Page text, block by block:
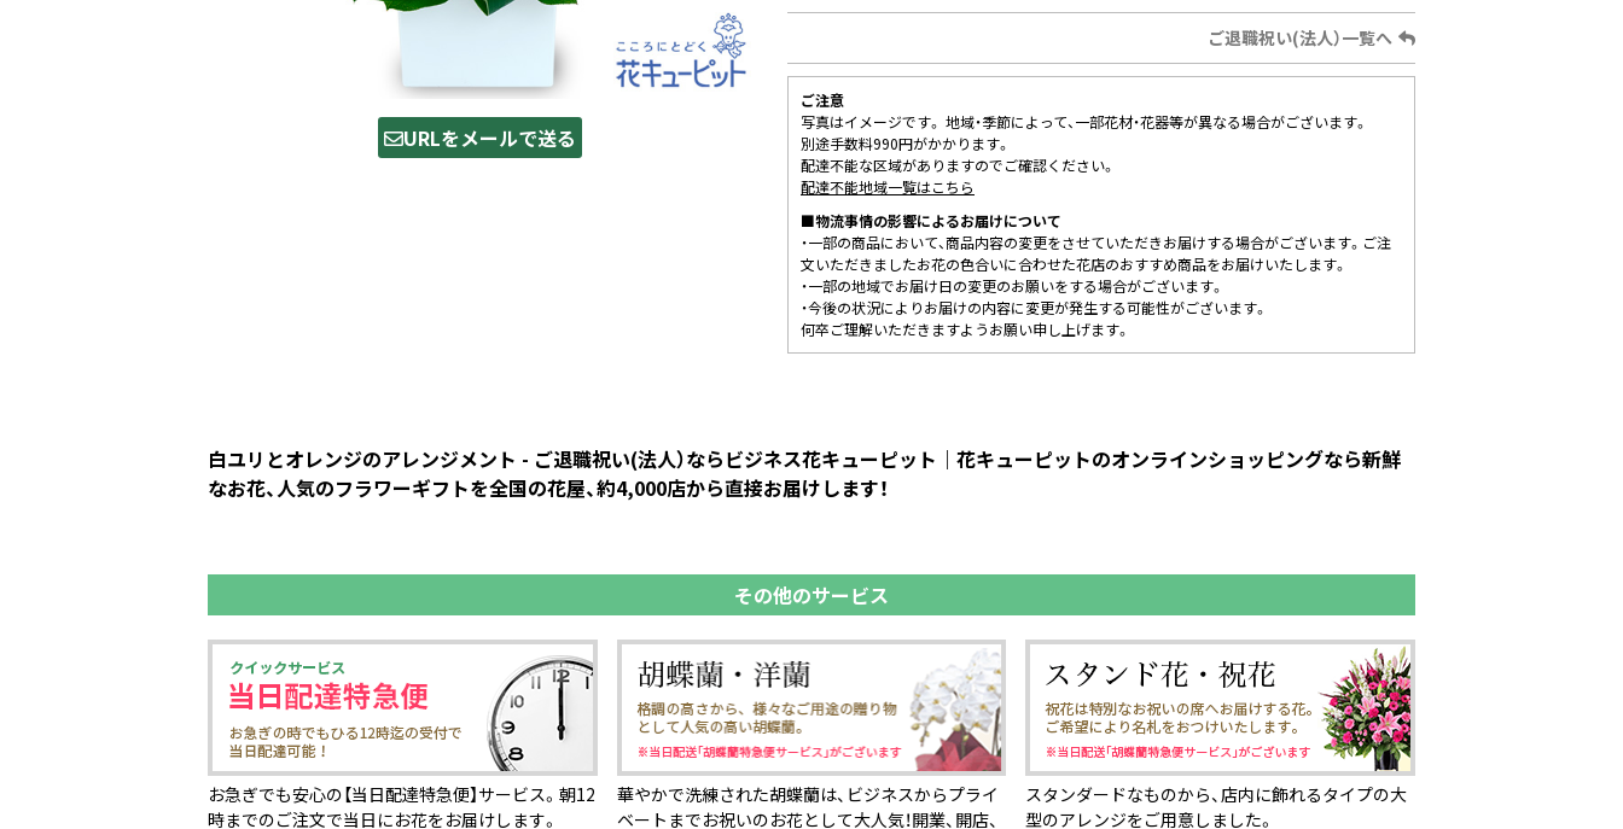
URLをメールで送る
ご退職祝い(法人）一覧へ
ご注意
写真はイメージです。 地域・季節によって、一部花材・花器等が異なる場合がございます。
別途手数料990円がかかります。
配達不能な区域がありますのでご確認ください。
配達不能地域一覧はこちら
■物流事情の影響によるお届けについて
・一部の商品において、商品内容の変更をさせていただきお届けする場合がございます。ご注
文いただきましたお花の色合いに合わせた花店のおすすめ商品をお届けいたします。
・一部の地域でお届け日の変更のお願いをする場合がございます。
・今後の状況によりお届けの内容に変更が発生する可能性がございます。
何卒ご理解いただきますようお願い申し上げます。
白ユリとオレンジのアレンジメント - ご退職祝い(法人）ならビジネス花キューピット｜花キューピットのオンラインショッピングなら新鮮
なお花、人気のフラワーギフトを全国の花屋、約4,000店から直接お届けします！
その他のサービス
お急ぎでも安心の【当日配達特急便】サービス。朝12
時までのご注文で当日にお花をお届けします。
華やかで洗練された胡蝶蘭は、ビジネスからプライ
ベートまでお祝いのお花として大人気！開業、開店、
スタンダードなものから、店内に飾れるタイプの大
型のアレンジをご用意しました。